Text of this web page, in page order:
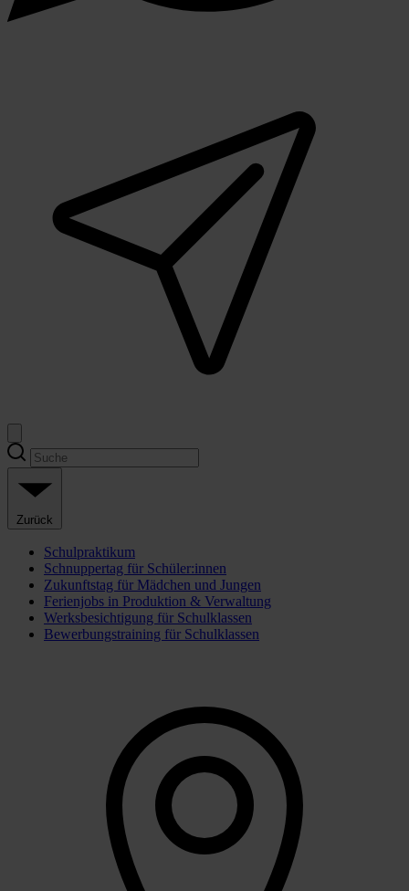
Zurück
Schulpraktikum
Schnuppertag für Schüler:innen
Zukunftstag für Mädchen und Jungen
Ferienjobs in Produktion & Verwaltung
Werksbesichtigung für Schulklassen
Bewerbungstraining für Schulklassen